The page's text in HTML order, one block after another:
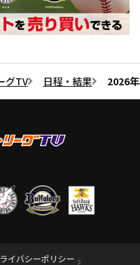
グTV 日程・結果 2026
イバシーポリシー